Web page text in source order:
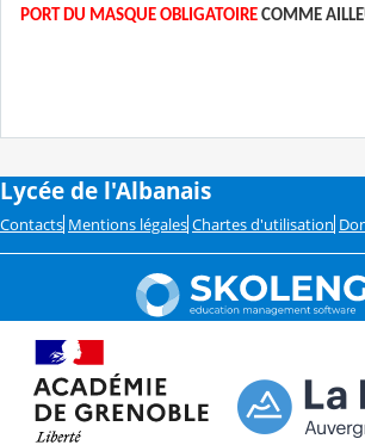
PORT DU MASQUE OBLIGATOIRE COMME
Lycée de l'Albanais
Contacts Mentions légales Chartes d'utilisation